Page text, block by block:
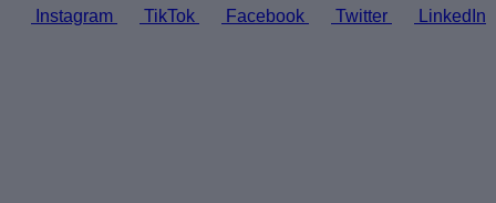
Instagram
TikTok Facebook Twitter LinkedIn